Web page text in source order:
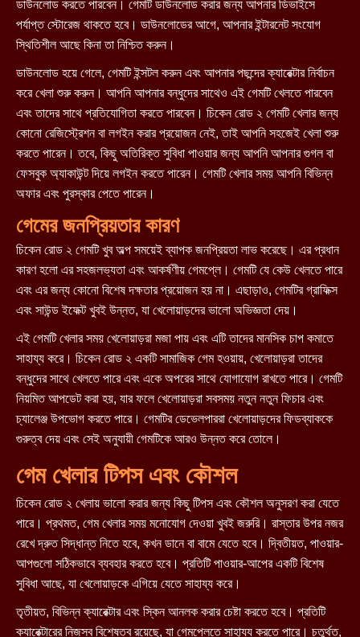
ডাউনলোড করতে পারবেন। গেমটি ডাউনলোড করার জন্য আপনার ডিভাইসে
পর্যাপ্ত স্টোরেজ থাকতে হবে। ডাউনলোডের আগে, আপনার ইন্টারনেট সংযোগ
স্থিতিশীল আছে কিনা তা নিশ্চিত করুন।
ডাউনলোড হয়ে গেলে, গেমটি ইন্সটল করুন এবং আপনার পছন্দের ক্যারেক্টার নির্বাচন
করে খেলা শুরু করুন। আপনি আপনার বন্ধুদের সাথেও এই গেমটি খেলতে পারবেন
এবং তাদের সাথে প্রতিযোগিতা করতে পারবেন। চিকেন রোড ২ গেমটি খেলার জন্য
কোনো রেজিস্ট্রেশন বা লগইন করার প্রয়োজন নেই, তাই আপনি সহজেই খেলা শুরু
করতে পারেন। তবে, কিছু অতিরিক্ত সুবিধা পাওয়ার জন্য আপনি আপনার গুগল বা
ফেসবুক অ্যাকাউন্ট দিয়ে লগইন করতে পারেন। গেমটি খেলার সময় আপনি বিভিন্ন
অফার এবং পুরস্কার পেতে পারেন।
গেমের জনপ্রিয়তার কারণ
চিকেন রোড ২ গেমটি খুব অল্প সময়েই ব্যাপক জনপ্রিয়তা লাভ করেছে। এর প্রধান
কারণ হলো এর সহজলভ্যতা এবং আকর্ষণীয় গেমপ্লে। গেমটি যে কেউ খেলতে পারে
এবং এর জন্য কোনো বিশেষ দক্ষতার প্রয়োজন হয় না। এছাড়াও, গেমটির গ্রাফিক্স
এবং সাউন্ড ইফেক্ট খুবই উন্নত, যা খেলোয়াড়দের ভালো অভিজ্ঞতা দেয়।
এই গেমটি খেলার সময় খেলোয়াড়রা মজা পায় এবং এটি তাদের মানসিক চাপ কমাতে
সাহায্য করে। চিকেন রোড ২ একটি সামাজিক গেম হওয়ায়, খেলোয়াড়রা তাদের
বন্ধুদের সাথে খেলতে পারে এবং একে অপরের সাথে যোগাযোগ রাখতে পারে। গেমটি
নিয়মিত আপডেট করা হয়, যার ফলে খেলোয়াড়রা সবসময় নতুন নতুন ফিচার এবং
চ্যালেঞ্জ উপভোগ করতে পারে। গেমটির ডেভেলপাররা খেলোয়াড়দের ফিডব্যাককে
গুরুত্ব দেয় এবং সেই অনুযায়ী গেমটিকে আরও উন্নত করে তোলে।
গেম খেলার টিপস এবং কৌশল
চিকেন রোড ২ খেলায় ভালো করার জন্য কিছু টিপস এবং কৌশল অনুসরণ করা যেতে
পারে। প্রথমত, গেম খেলার সময় মনোযোগ দেওয়া খুবই জরুরি। রাস্তার উপর নজর
রেখে দ্রুত সিদ্ধান্ত নিতে হবে, কখন ডানে বা বামে যেতে হবে। দ্বিতীয়ত, পাওয়ার-
আপগুলো সঠিকভাবে ব্যবহার করতে হবে। প্রতিটি পাওয়ার-আপের একটি বিশেষ
সুবিধা আছে, যা খেলোয়াড়কে এগিয়ে যেতে সাহায্য করে।
তৃতীয়ত, বিভিন্ন ক্যারেক্টার এবং স্কিন আনলক করার চেষ্টা করতে হবে। প্রতিটি
ক্যারেক্টারের নিজস্ব বিশেষত্ব রয়েছে, যা গেমপ্লেতে সাহায্য করতে পারে। চতুর্থত,